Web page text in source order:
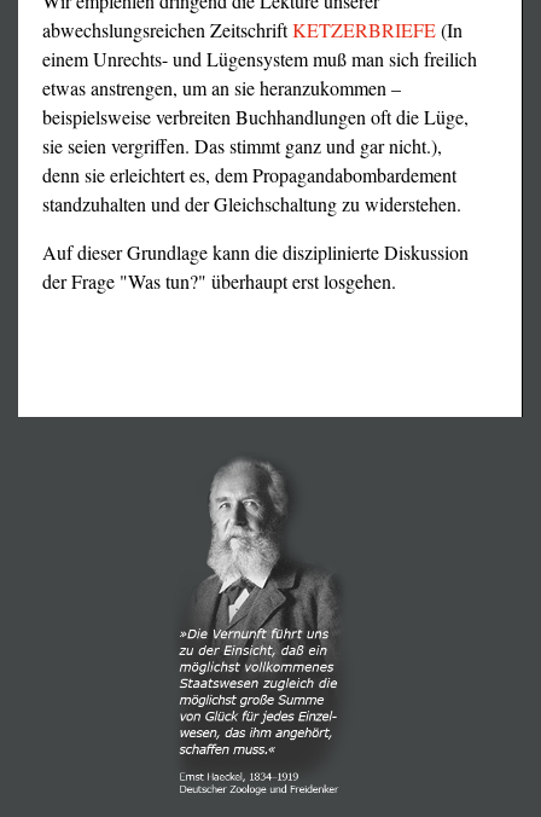
abwechslungsreichen ZeitschriftKETZERBRIEFE(In
einem Unrechts- und Lügensystem muß man sich freilich
etwas anstrengen, um an sie heranzukommen –
beispielsweise verbreiten Buchhandlungen oft die Lüge,
sie seien vergriffen. Das stimmt ganz und gar nicht.),
denn sie erleichtert es, dem Propagandabombardement
standzuhalten und der Gleichschaltung zu widerstehen.
Auf dieser Grundlage kann die disziplinierte Diskussion
der Frage "Was tun?" überhaupt erst losgehen.